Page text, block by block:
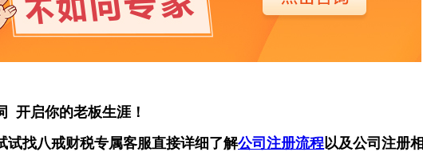
开启你的老板生涯！
试找八戒财税专属客服直接详细了解公司注册流程以及公司注册相